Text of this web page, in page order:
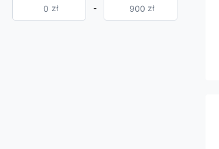
zł - zł